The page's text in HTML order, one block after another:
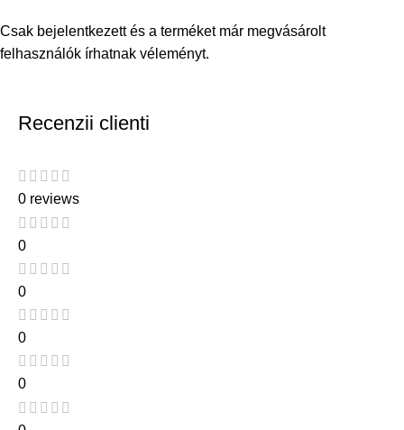
Csak bejelentkezett és a terméket már megvásárolt
felhasználók írhatnak véleményt.
Recenzii clienti
0 reviews
0
0
0
0